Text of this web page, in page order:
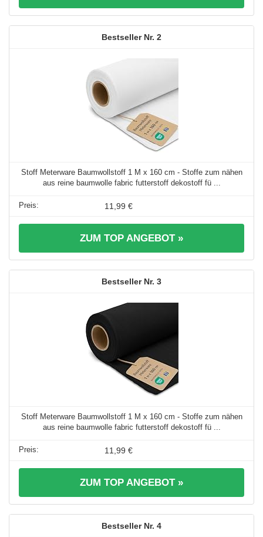
2
Stoff Meterware Baumwollstoff 1 M x 160 cm - Stoffe zum nähen
aus reine baumwolle fabric futterstoff dekostoff fü ...
11,99 €
ZUM TOP ANGEBOT »
3
Stoff Meterware Baumwollstoff 1 M x 160 cm - Stoffe zum nähen
aus reine baumwolle fabric futterstoff dekostoff fü ...
11,99 €
ZUM TOP ANGEBOT »
4